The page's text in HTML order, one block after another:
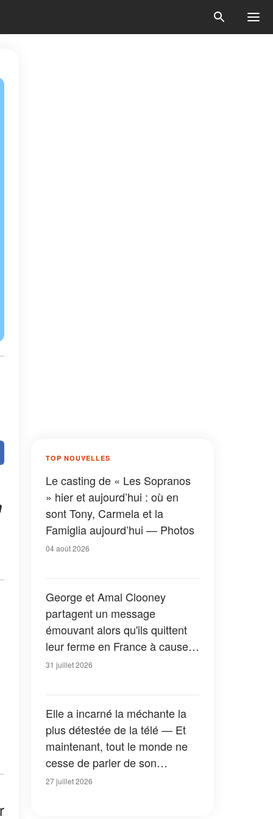
TOP NOUVELLES
Le casting de « Les Sopranos
» hier et aujourd’hui : où en
sont Tony, Carmela et la
Famiglia aujourd’hui — Photos
04 août 2026
George et Amal Clooney
partagent un message
émouvant alors qu'ils quittent
leur ferme en France à cause
des feux de forêt — Tous les
31 juillet 2026
Elle a incarné la méchante la
plus détestée de la télé — Et
maintenant, tout le monde ne
cesse de parler de son
apparition dans la nouvelle
27 juillet 2026